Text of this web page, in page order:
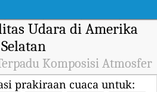
Udara di Amerika
Selatan
Komposisi Atmosfer
prakiraan cuaca untuk: